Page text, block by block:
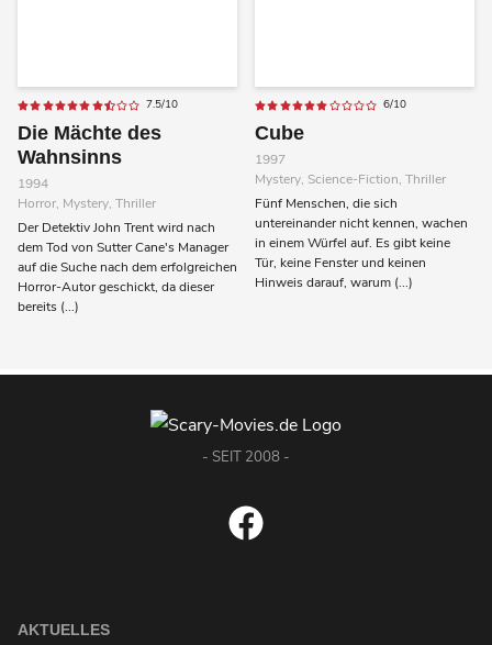
7.5/10
Die Mächte des
Wahnsinns
1994
Horror, Mystery, Thriller
Der Detektiv John Trent wird nach
dem Tod von Sutter Cane's Manager
auf die Suche nach dem erfolgreichen
Horror-Autor geschickt, da dieser
bereits (...)
6/10
Cube
1997
Mystery, Science-Fiction, Thriller
Fünf Menschen, die sich
untereinander nicht kennen, wachen
in einem Würfel auf. Es gibt keine
Tür, keine Fenster und keinen
Hinweis darauf, warum (...)
- SEIT 2008 -
AKTUELLES